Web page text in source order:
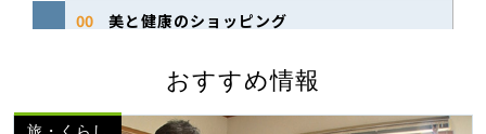
おすすめ情報
旅・くらし